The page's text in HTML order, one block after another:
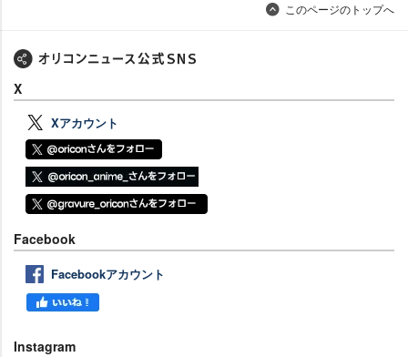
このページのトップへ
X
Xアカウント
Facebook
Facebookアカウント
Instagram